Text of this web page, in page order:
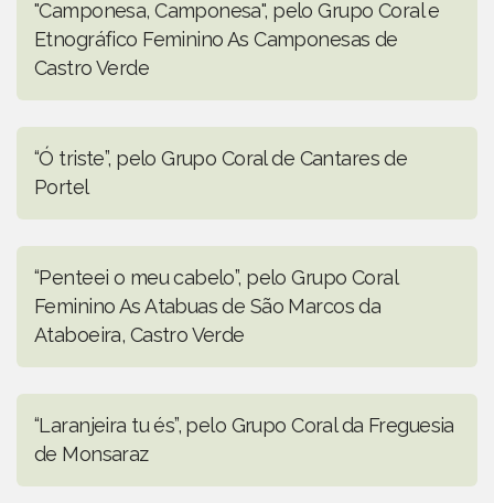
"Camponesa, Camponesa", pelo Grupo Coral e
Etnográfico Feminino As Camponesas de
Castro Verde
“Ó triste”, pelo Grupo Coral de Cantares de
Portel
“Penteei o meu cabelo”, pelo Grupo Coral
Feminino As Atabuas de São Marcos da
Ataboeira, Castro Verde
“Laranjeira tu és”, pelo Grupo Coral da Freguesia
de Monsaraz